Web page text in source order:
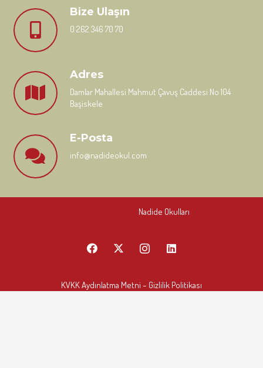
Bize Ulaşın
0 262 346 70 70
Adres
Damlar Mahallesi Mahmut Çavuş Caddesi No 104
Başiskele
E-Posta
info@nadideokul.com
Nadide Okulları
KVKK Aydınlatma Metni – Gizlilik Politikası